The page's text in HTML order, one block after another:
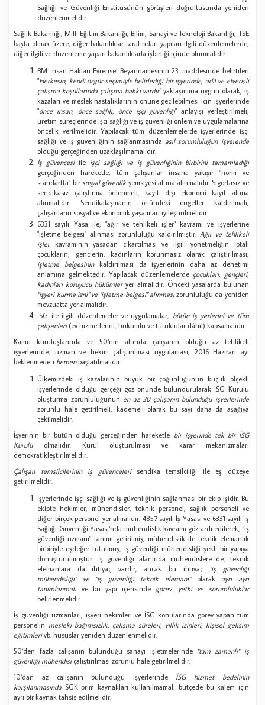
Sağlığı ve Güvenliği Enstitüsünün görüşleri doğrultusunda yeniden
düzenlenmelidir.
Sağlık Bakanlığı, Milli Eğitim Bakanlığı, Bilim, Sanayi ve Teknoloji Bakanlığı, TSE
başta olmak üzere, diğer bakanlıklar tarafından yapılan ilgili düzenlemelerde,
diğer ilgili ve düzenleme yapan bakanlıklarla işbirliği içinde olunmalıdır.
BM İnsan Hakları Evrensel Beyannamesinin 23. maddesinde belirtilen
"Herkesin, kendi özgür seçimiyle belirlediği bir işyerinde, adil ve elverişli
çalışma koşullarında çalışma hakkı vardır" yaklaşımına uygun olarak, iş
kazaları ve meslek hastalıklarının önüne geçilebilmesi için işyerlerinde
"önce insan, önce sağlık, önce işçi güvenliği" anlayışı yerleştirilmeli,
üretim süreçlerinde işçi sağlığı ve iş güvenliği önlem ve uygulamalarına
öncelik verilmelidir. Yapılacak tüm düzenlemelerde işyerlerinde işçi
sağlığı ve iş güvenliğinin sağlanmasındaasıl sorumluluğun işverende
olduğu gerçeğinden uzaklaşılmamalıdır.
İş güvencesiile işçi sağlığı ve iş güvenliğinin birbirini tamamladığı
gerçeğinden hareketle, tüm çalışanlar insana yakışır "norm ve
standartta" bir sosyal güvenlikşemsiyesi altına alınmalıdır. Sigortasız ve
sendikasız çalıştırma önlenmeli, kayıt dışı ekonomi kayıt altına
alınmalıdır. Sendikalaşmanın önündeki engeller kaldırılmalı,
çalışanların sosyal ve ekonomik yaşamları iyileştirilmelidir.
6331 sayılı Yasa ile, "ağır ve tehlikeli işler" kavramı ve işyerlerine
"işletme belgesi" alınması zorunluluğu kaldırılmıştır. Ağır ve tehlikeli
işlerkavramının yasadan çıkartılması ve ilgili yönetmeliğin iptali
çocukların, gençlerin, kadınların korunmasız olarak çalıştırılması;
işletme belgesininkaldırılması da işyerlerinin daha az denetimi
anlamına gelmektedir. Yapılacak düzenlemelerde çocukları, gençleri,
kadınları koruyucu hükümleryer almalıdır. Önceki yasalarda bulunan
"işyeri kurma izni" ve "işletme belgesi" alınmasızorunluluğu da yeniden
mevzuatta yer almalıdır.
İSG ile ilgili düzenlemeler ve uygulamalar, bütün iş yerlerini ve tüm
çalışanları(ev hizmetlerini, hükümlü ve tutuklular dâhil) kapsamalıdır.
Kamu kuruluşlarında ve 50‘nin altında çalışanın olduğu az tehlikeli
işyerlerinde, uzman ve hekim çalıştırılması uygulaması, 2016 Haziran ayı
beklenmeden hemenbaşlatılmalıdır.
Ülkemizdeki iş kazalarının büyük bir çoğunluğunun küçük ölçekli
işyerlerinde olduğu gerçeği göz önünde bulundurularak İSG Kurulu
oluşturma zorunluluğunun en az 30 çalışanın bulunduğu işyerlerinde
zorunlu hale getirilmeli, kademeli olarak bu sayı daha da aşağıya
çekilmelidir.
İşyerinin bir bütün olduğu gerçeğinden hareketle bir işyerinde tek bir İSG
Kuruluolmalıdır. Kurul oluşturulması ve karar mekanizmaları
demokratikleştirilmelidir.
Çalışan temsilcilerinin iş güvencelerisendika temsilciliği ile eş düzeye
getirilmelidir.
İşyerlerinde işçi sağlığı ve iş güvenliğinin sağlanması bir ekip işidir. Bu
ekipte hekimler, mühendisler, teknik personel, sağlık personeli ve
diğer birçok personel yer almalıdır. 4857 sayılı İş Yasası ve 6331 sayılı İş
Sağlığı Güvenliği Yasası‘nda mühendislik kavramı göz ardı edilerek, "iş
güvenliği uzmanı" tanımı getirilmiş, mühendislik ile teknik elemanlık
birbiriyle eşdeğer tutulmuş, iş güvenliği mühendisliği şekli bir yapıya
dönüştürülmüştür. İş güvenliği alanında mühendislere de, teknik
elemanlara da ihtiyaç vardır, ancak bu ihtiyaç
"iş güvenliği
mühendisliği" ve "iş güvenliği teknik elemanı"olarakayrı ayrı
tanımlanmalıve bu yapı içerisinde görev, yetki ve sorumluluklar
belirlenmelidir.
İş güvenliği uzmanları, işyeri hekimleri ve İSG konularında görev yapan tüm
personelin mesleki bağımsızlık, çalışma süreleri, yıllık izinleri, kişisel gelişim
eğitimlerivb. hususlar yeniden düzenlenmelidir.
50‘den fazla çalışanın bulunduğu sanayi işletmelerinde "tam zamanlı" iş
güvenliği mühendisiçalıştırılması zorunlu hale getirilmelidir.
10‘dan az çalışanın bulunduğu işyerlerinde İSG hizmet bedelinin
karşılanmasında SGK prim kaynakları kullanılmamalı bütçede bu kalem için
ayrı bir kaynak tahsis edilmelidir.